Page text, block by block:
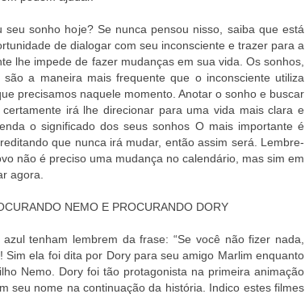
seu sonho hoje? Se nunca pensou nisso, saiba que está
de dialogar com seu inconsciente e trazer para a
lhe impede de fazer mudanças em sua vida. Os sonhos,
a maneira mais frequente que o inconsciente utiliza
precisamos naquele momento. Anotar o sonho e buscar
irá lhe direcionar para uma vida mais clara e
o significado dos seus sonhos O mais importante é
que nunca irá mudar, então assim será. Lembre-
não é preciso uma mudança no calendário, mas sim em
agora.
NEMO E PROCURANDO DORY
tenham lembrem da frase: “Se você não fizer nada,
Sim ela foi dita por Dory para seu amigo Marlim enquanto
Nemo. Dory foi tão protagonista na primeira animação
seu nome na continuação da história. Indico estes filmes